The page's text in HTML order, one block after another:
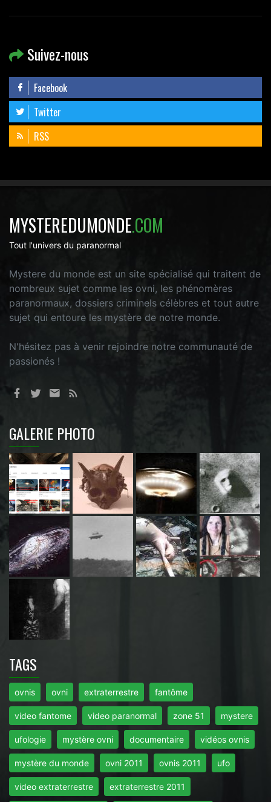
Suivez-nous
Facebook
Twitter
RSS
MYSTEREDUMONDE.COM
Tout l'univers du paranormal
Mystere du monde est un site spécialisé qui traitent de
nombreux sujet comme les ovni, les phénomères
paranormaux, dossiers criminels célèbres et tout autre
sujet qui entoure les mystère de notre monde.
N'hésitez pas à venir rejoindre notre communauté de
passionés !
GALERIE PHOTO
TAGS
ovnis ovni extraterrestre fantôme
video fantome video paranormal zone 51 mystere
ufologie mystère ovni documentaire vidéos ovnis
mystère du monde ovni 2011 ovnis 2011 ufo
video extraterrestre extraterrestre 2011